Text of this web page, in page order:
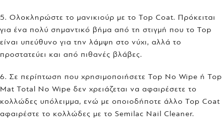
5. Ολοκληρώστε το μανικιούρ με το Top Coat. Πρόκειται
για ένα πολύ σημαντικό βήμα από τη στιγμή που το Top
είναι υπεύθυνο για την λάμψη στο νύχι, αλλά το
προστατεύει και από πιθανές βλάβες.
6. Σε περίπτωση που χρησιμοποιήσετε Top No Wipe ή Top
Mat Total No Wipe δεν χρειάζεται να αφαιρέσετε το
κολλώδες υπόλειμμα, ενώ με οποιοδήποτε άλλο Top Coat
αφαιρέστε το κολλώδες με το Semilac Nail Cleaner.